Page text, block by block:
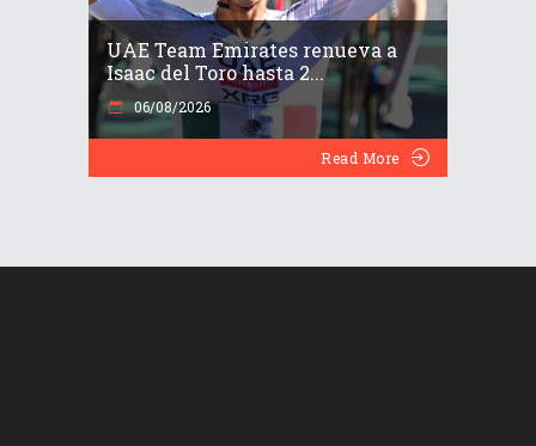
UAE Team Emirates renueva a
Isaac del Toro hasta 2...
06/08/2026
Read More